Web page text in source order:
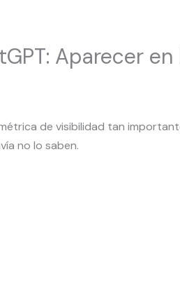
Aparecer en
de visibilidad tan
no lo saben.